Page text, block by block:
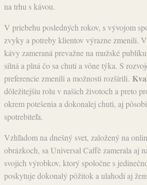
na trhu s kávou.
V priebehu posledných rokov, s vývojom
zvyky a potreby klientov výrazne zmenili.
kávy zameraná prevažne na mužské
silná a plná čo sa chuti a vône týka. S
preferencie zmenili a možnosti rozšírili.
dôležitejšiu rolu v našich životoch a preto
okrem potešenia a dokonalej chuti, aj
spotrebiteľa.
Vzhľadom na dnešný svet, založený na
obrázkoch, sa Universal Caffè zamerala aj
svojich výrobkov, ktorý spoločne s
poskytuje dokonalý pôžitok a ulahodí aj